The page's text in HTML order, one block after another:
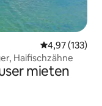
4,97 (133)
Haifischzähne
mieten